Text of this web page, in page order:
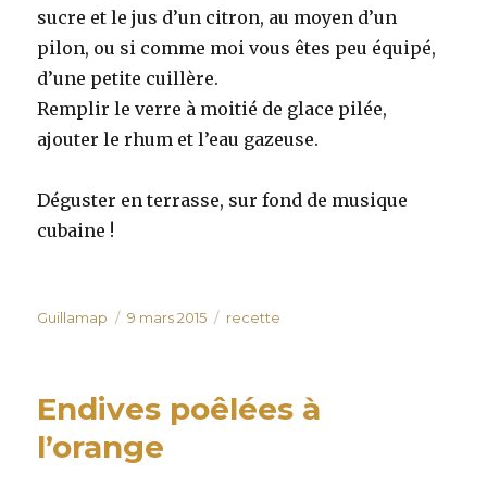
sucre et le jus d’un citron, au moyen d’un
pilon, ou si comme moi vous êtes peu équipé,
d’une petite cuillère.
Remplir le verre à moitié de glace pilée,
ajouter le rhum et l’eau gazeuse.
Déguster en terrasse, sur fond de musique
cubaine !
Auteur
Guillamap
Publié
9 mars 2015 Catégories
recette
Endives poêlées à
l’orange